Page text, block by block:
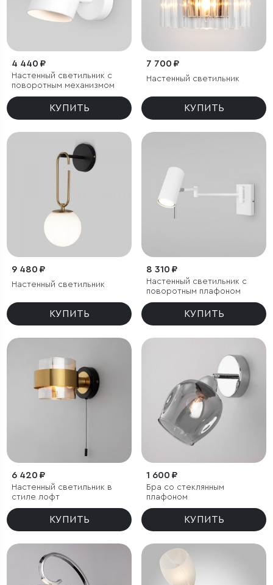
4 440 ₽
Настенный светильник с
поворотным механизмом
КУПИТЬ
7 700 ₽
Настенный светильник
КУПИТЬ
9 480 ₽
Настенный светильник
КУПИТЬ
8 310 ₽
Настенный светильник с
поворотным плафоном
КУПИТЬ
6 420 ₽
Настенный светильник в
стиле лофт
КУПИТЬ
1 600 ₽
Бра со стеклянным
плафоном
КУПИТЬ